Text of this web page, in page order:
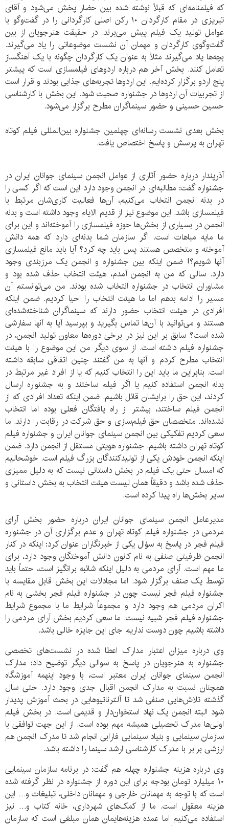
که فیلمنامه‌ای که قبلاً نوشته شده بین حضار پخش می‌شود و آقای
تبریزی در مقام کارگردان ۱۰ رکن اصلی کارگردانی را در گفت‌وگو با
عوامل تولید یک فیلم پیش می‌برند. در حقیقت هنرجویان از بین
گفت‌وگوی کارگردان و مهمان آن نشست موضوعاتی را یاد می‌گیرند.
بچه‌ها یاد می‌گیرند مثلاً به عنوان یک کارگردان چگونه با یک آهنگساز
تعامل کنند. بخش آخر هم درباره اردوهای فیلمسازی است که پیشتر
پنج اردو برگزار کرده‌ایم. این اردوها تجربه‌های جذابی بودند و قرار است
از تجربیات آن اردوها در جشنواره صحبت شود. این بخش با کارشناسی
حسین حسینی و حضور سینماگران مطرح برگزار می‌شود.
بخش بعدی نشست رسانه‌ای چهلمین جشنواره بین‌المللی فیلم کوتاه
تهران به پرسش و پاسخ اختصاص یافت.
آذرپندار درباره حضور آثاری از عوامل انجمن سینمای جوانان ایران در
جشنواره گفت: مطالبه‌ای در انجمن وجود دارد این است که اگر کسی را
در بدنه انجمن انتخاب می‌کنیم، آن‌ها فعالیت کاری‌شان مرتبط با
فیلمسازی باشد. این موضوع نیز از قدیم الایام وجود داشته است و بدنه
انجمن در بسیاری از بخش‌ها حوزه فیلمسازی را آموخته‌اند و این برای
ما مایه مباهات است. اگر سازمان شما بدنه‌ای دارد که همه دانش
آموخته و متخصص هستند پس باید چه کرد؟ آیا باید مانع فیلمسازی
آنها شویم؟! ضمن اینکه بین جشنواره و انجمن یک مرزبندی وجود
دارد. سالی که من به انجمن آمدم، هیئت انتخاب حذف شده بود و
مشاوران انتخاب در جشنواره انتخاب شده بودند. من می‌توانستم آن
مسیر را ادامه بدهم اما ما هیئت انتخاب را احیا کردیم. ضمن اینکه
افرادی در هیئت انتخاب حضور دارند که سینماگران شناخته‌شده‌ای
هستند و می‌توانید با آن‌ها تماس بگیرید و بپرسید آیا به آنها سفارشی
شده است؟ سابق بر این نیز در برخی دوره‌ها معاون تولید انجمن، در
جشنواره فیلم داشته است. از سوی دیگر من این موضوع را با هیئت
انتخاب مطرح کردم و آنها به من گفتند چنین اتفاقی سابقه داشته
است. بنابراین ما باید این را انتخاب کنیم که یا از افراد غیر مرتبط در
بدنه انجمن استفاده کنیم یا اگر فیلم ساختند و به جشنواره ارسال
کردند، این حق را برایشان قائل باشیم. ضمن اینکه تعداد افرادی که از
انجمن فیلم ساختند، بیشتر از راه یافتگان فعلی بوده اما انتخاب
نشده‌اند. متخصصان حق فیلم‌سازی و حق شرکت در رقابت را دارند. ما
سعی کردیم تفکیکی بین انجمن سینمای جوانان ایران و جشنواره فیلم
کوتاه تهران داشته باشیم. جشنواره هویتی مستقل از انجمن دارد. ضمن
اینکه انجمن خودش یکی از تولیدکنندگان بزرگ فیلم است. خوشحالیم
که امسال حتی یک فیلم در بخش داستانی نیست که به دلیل ممیزی
حذف شده باشد و دقیقاً همان لیست هیئت انتخاب به بخش داستانی و
سایر بخش‌ها راه پیدا کرده است.
مدیرعامل انجمن سینمای جوانان ایران درباره حضور بخش آرای
مردمی در جشنواره فیلم کوتاه تهران و عدم برگزاری آن در جشنواره
فیلم فجر در پاسخ به سؤال یکی از خبرنگاران عنوان کرد: اینکه در کنار
انجمن ظرفیتی صنفی به نام کانون دانش آموختگان وجود دارد، برای
ما مهم است. آرای مردمی به دلیل اینکه شائبه برانگیز است، حتماً باید
توسط یک صنف برگزار شود. اما مجادلات این بخش قابل مقایسه با
جشنواره فیلم فجر نیست چون در جشنواره فیلم فجر بخشی به نام
اکران مردمی هم وجود دارد و مجموعاً شرایط ما با مجموع شرایط
جشنواره فیلم فجر شبیه نیست. ما سعی کردیم بخش آرای مردمی را
داشته باشیم چون دوست نداریم جای این جایزه خالی باشد.
وی درباره میزان اعتبار مدارک اعطا شده در نشست‌های تخصصی
جشنواره به هنرجویان در پاسخ به سوالی دیگر توضیح داد: مدارک
انجمن سینمای جوانان ایران معتبر است، با وجود اینهمه آموزشگاه
همچنان نسبت به مدارک انجمن اقبال جدی وجود دارد. حتی سال
گذشته تلاش‌هایی صنفی شد تا آلترناتیوهایی در بحث آموزش پدیدار
شود البته انجمن یک نهاد استخوان‌دار و قدیمی است‌. در بخش فیلم
اولی‌ها مدرک تحصیلی همیشه مهم بوده است. از این جهت توافقی با
سازمان سینمایی و بنیاد سینمایی فارابی انجام شد تا مدرک انجمن هم
ارزشی برابر با مدرک کارشناسی ارشد سینما را داشته باشد.
وی درباره هزینه جشنواره چهلم هم گفت: در برنامه سازمان سینمایی
۱۰ میلیارد تومان بودجه برای این دوره از جشنواره در نظر گرفته شده
است که با توجه به مهمانان خارجی و مهمانان داخلی، تبلیغات و… این
هزینه معقول است. ما از کمک‌های شهرداری، خانه کتاب و… نیز
استفاده می‌کنیم اما عمده هزینه‌هایمان همان مبلغی است که سازمان